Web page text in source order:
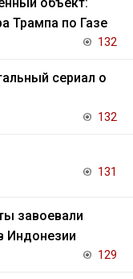
объект:
Трампа по Газе
132
сериал о
132
131
завоевали
Индонезии
129